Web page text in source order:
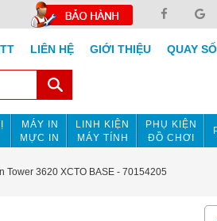
LIÊN HỆ GIỚI THIỆU QUAY SỐ
MÁY IN
MỰC IN
LINH KIỆN
MÁY TÍNH
PHỤ KIỆN
ĐỒ CHƠI
Tower 3620 XCTO BASE - 70154205